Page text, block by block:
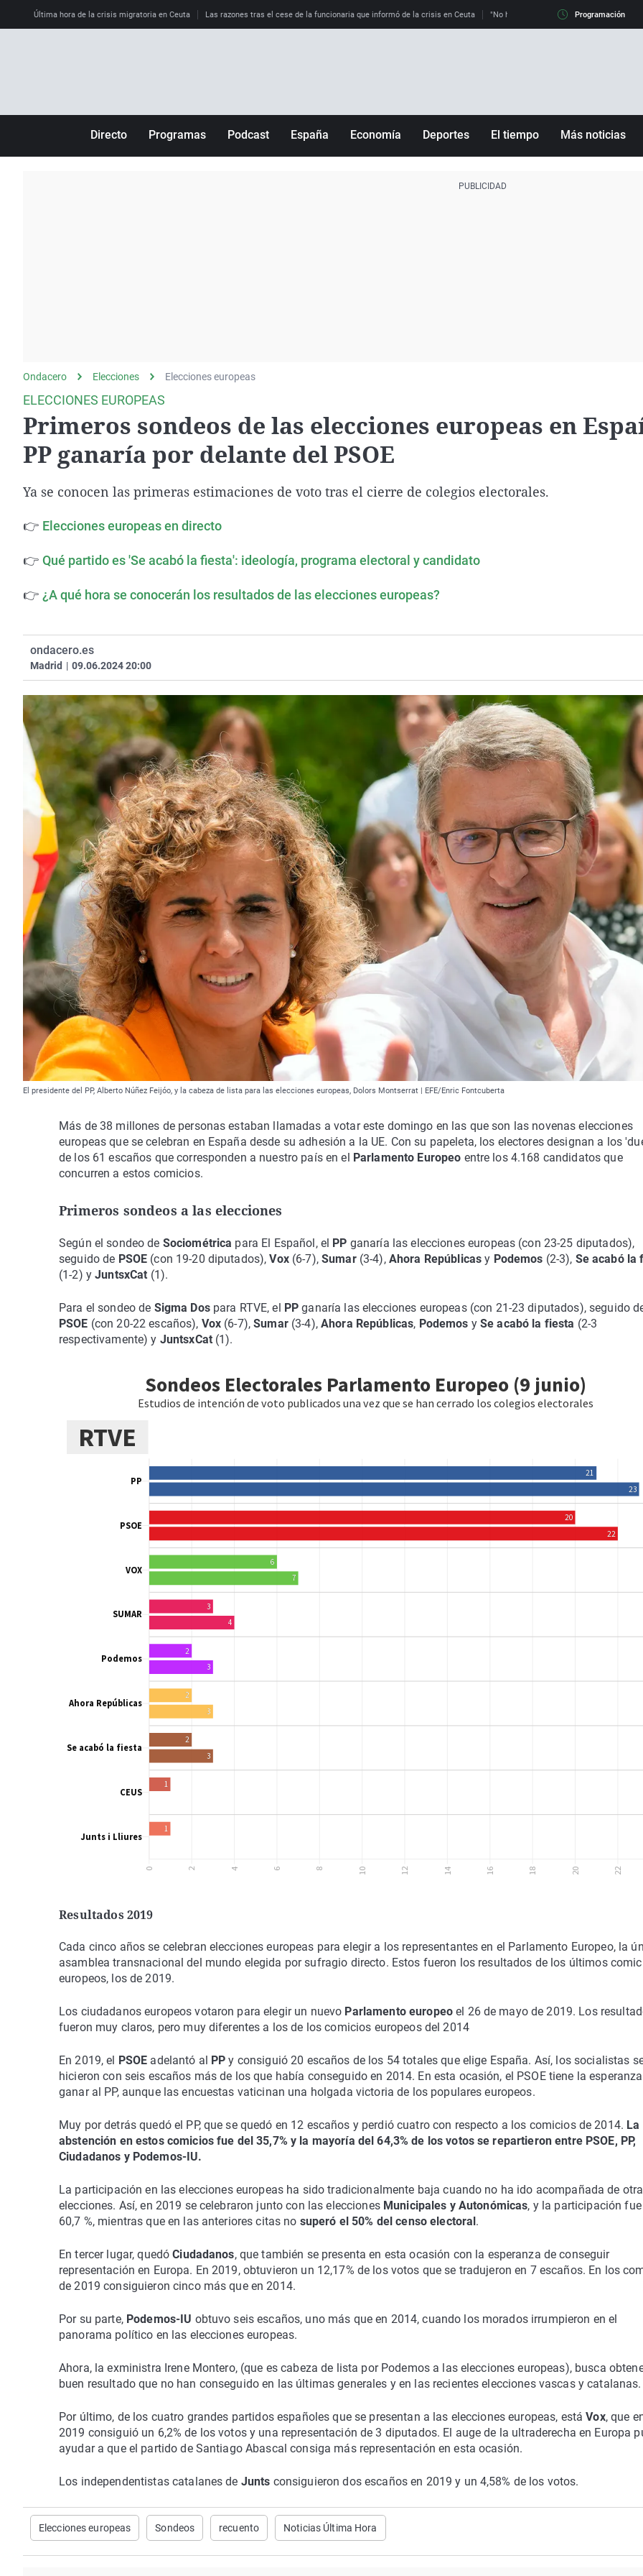
Última hora de la crisis migratoria en Ceuta Las razones tras el cese de la funcionaria que informó de la crisis en Ceuta "No hay mafias, que no nos engañen":
Programación
Directo Programas
Como el perro y el
Podcast
Equipo de investigación
Negra
España
La Rioja
País Vasco
Economía Deportes El tiempo Más noticias
Ondacero Elecciones Elecciones europeas
ELECCIONES EUROPEAS
Primeros sondeos de las elecciones europeas en
PP ganaría por delante del PSOE
Ya se conocen las primeras estimaciones de voto tras el cierre de colegios electorales.
👉 Elecciones europeas en directo
👉 Qué partido es 'Se acabó la fiesta': ideología, programa electoral y candidato
👉 ¿A qué hora se conocerán los resultados de las elecciones europeas?
ondacero.es
Madrid | 09.06.2024 20:00
El presidente del PP, Alberto Núñez Feijóo, y la cabeza de lista para las elecciones europeas, Dolors Montserrat | EFE/Enric Fontcuberta
Más de 38 millones de personas estaban llamadas a votar este domingo en las que son las novenas elecciones
europeas que se celebran en España desde su adhesión a la UE. Con su papeleta, los electores designan a los
de los 61 escaños que corresponden a nuestro país en el
Parlamento Europeo entre los 4.168 candidatos que
concurren a estos comicios.
Primeros sondeos a las elecciones
Según el sondeo de Sociométrica para El Español, el PP ganaría las elecciones europeas (con 23-25 diputados),
seguido de PSOE (con 19-20 diputados),Vox (6-7),Sumar(3-4), Ahora Repúblicas y Podemos (2-3), Se acabó la
(1-2) yJuntsxCat (1).
Para el sondeo de Sigma Dospara RTVE, el PP ganaría las elecciones europeas (con 21-23 diputados), seguido
PSOE (con 20-22 escaños), Vox (6-7),Sumar(3-4),Ahora Repúblicas, Podemos y Se acabó la fiesta (2-3
respectivamente) y JuntsxCat(1).
Resultados 2019
Cada cinco años se celebran elecciones europeas para elegir a los representantes en el Parlamento Europeo, la
asamblea transnacional del mundo elegida por sufragio directo. Estos fueron los resultados de los últimos
europeos, los de 2019.
Los ciudadanos europeos votaron para elegir un nuevo Parlamento europeoel 26 de mayo de 2019. Los
fueron muy claros, pero muy diferentes a los de los comicios europeos del 2014
En 2019, el PSOE adelantó al PP y consiguió 20 escaños de los 54 totales que elige España. Así, los socialistas
hicieron con seis escaños más de los que había conseguido en 2014. En esta ocasión, el PSOE tiene la
ganar al PP, aunque las encuestas vaticinan una holgada victoria de los populares europeos.
Muy por detrás quedó el PP, que se quedó en 12 escaños y perdió cuatro con respecto a los comicios de 2014. La
abstención en estos comicios fue del 35,7% y la mayoría del 64,3% de los votos se repartieron entre PSOE, PP,
Ciudadanos y Podemos-IU.
La participación en las elecciones europeas ha sido tradicionalmente baja cuando no ha ido acompañada de
elecciones. Así, en 2019 se celebraron junto con las elecciones Municipales y Autonómicas, y la participación
60,7 %, mientras que en las anteriores citas no superó el 50% del censo electoral .
En tercer lugar, quedóCiudadanos, que también se presenta en esta ocasión con la esperanza de conseguir
representación en Europa. En 2019, obtuvieron un 12,17% de los votos que se tradujeron en 7 escaños. En los
de 2019 consiguieron cinco más que en 2014.
Por su parte, Podemos-IU obtuvo seis escaños, uno más que en 2014, cuando los morados irrumpieron en el
panorama político en las elecciones europeas.
Ahora, la exministra Irene Montero, (que es cabeza de lista por Podemos a las elecciones europeas), busca
buen resultado que no han conseguido en las últimas generales y en las recientes elecciones vascas y catalanas.
Por último, de los cuatro grandes partidos españoles que se presentan a las elecciones europeas, está Vox, que
2019 consiguió un 6,2% de los votos y una representación de 3 diputados. El auge de la ultraderecha en Europa
ayudar a que el partido de Santiago Abascal consiga más representación en esta ocasión.
Los independentistas catalanes de Junts consiguieron dos escaños en 2019 y un 4,58% de los votos.
Elecciones europeas Sondeos recuento Noticias Última Hora